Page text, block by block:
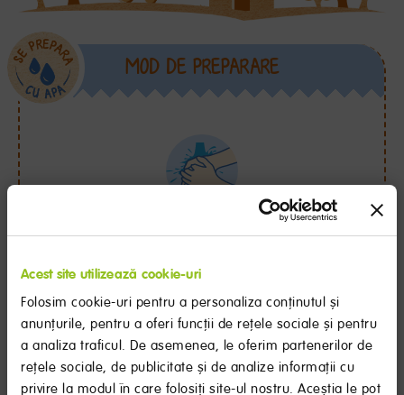
Acest site utilizează cookie-uri
Folosim cookie-uri pentru a personaliza conținutul și
anunțurile, pentru a oferi funcții de rețele sociale și pentru
a analiza traficul. De asemenea, le oferim partenerilor de
rețele sociale, de publicitate și de analize informații cu
privire la modul în care folosiți site-ul nostru. Aceștia le pot
MOD DE PREPARARE
Spală-te pe mâini și sterilizează toate componentele
Fierbe apă potabilă pentru